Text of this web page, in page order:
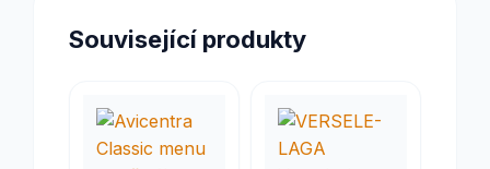
Související produkty